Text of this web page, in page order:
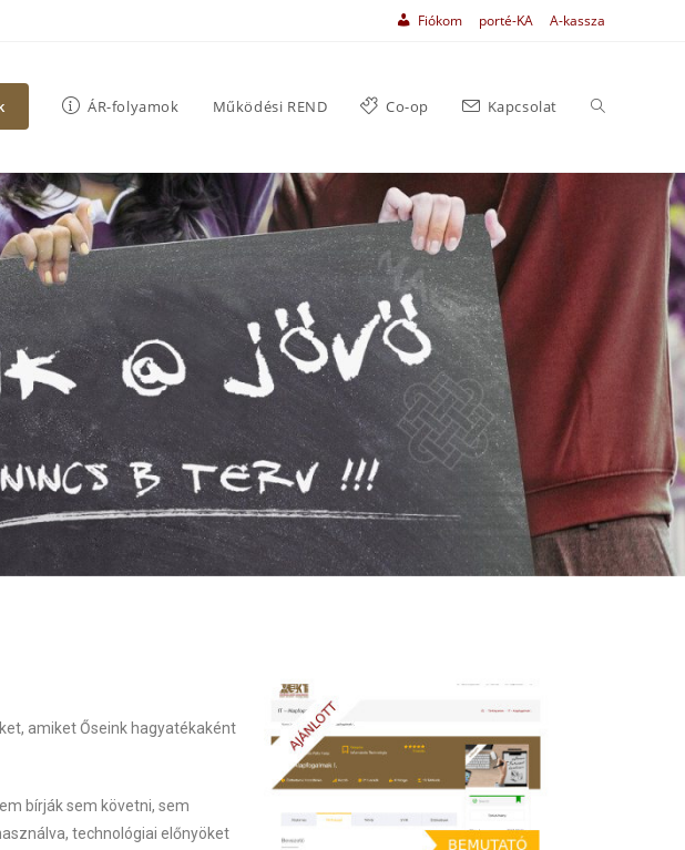
Fiókom porté-KA A-kassza
ÁR-folyamok Működési REND Co-op Kapcsolat
amiket Őseink hagyatékaként
bírják sem követni, sem
technológiai előnyöket